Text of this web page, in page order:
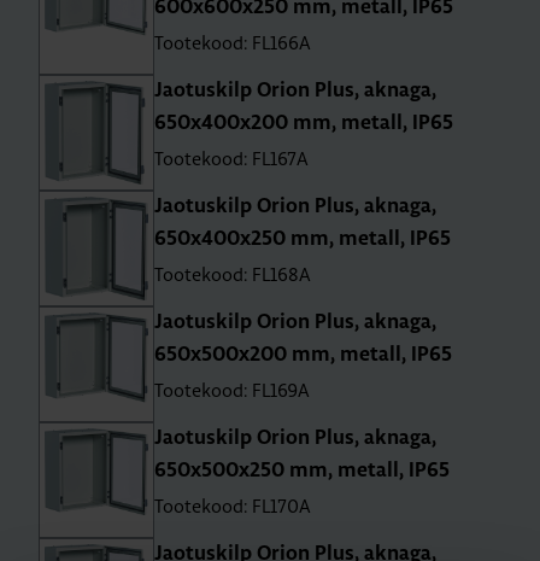
600x600x250 mm, metall, IP65
Tootekood: FL166A
Jao­tus­kilp Orion Plus, aknaga,
650x400x200 mm, metall, IP65
Tootekood: FL167A
Jao­tus­kilp Orion Plus, aknaga,
650x400x250 mm, metall, IP65
Tootekood: FL168A
Jao­tus­kilp Orion Plus, aknaga,
650x500x200 mm, metall, IP65
Tootekood: FL169A
Jao­tus­kilp Orion Plus, aknaga,
650x500x250 mm, metall, IP65
Tootekood: FL170A
Jao­tus­kilp Orion Plus, aknaga,